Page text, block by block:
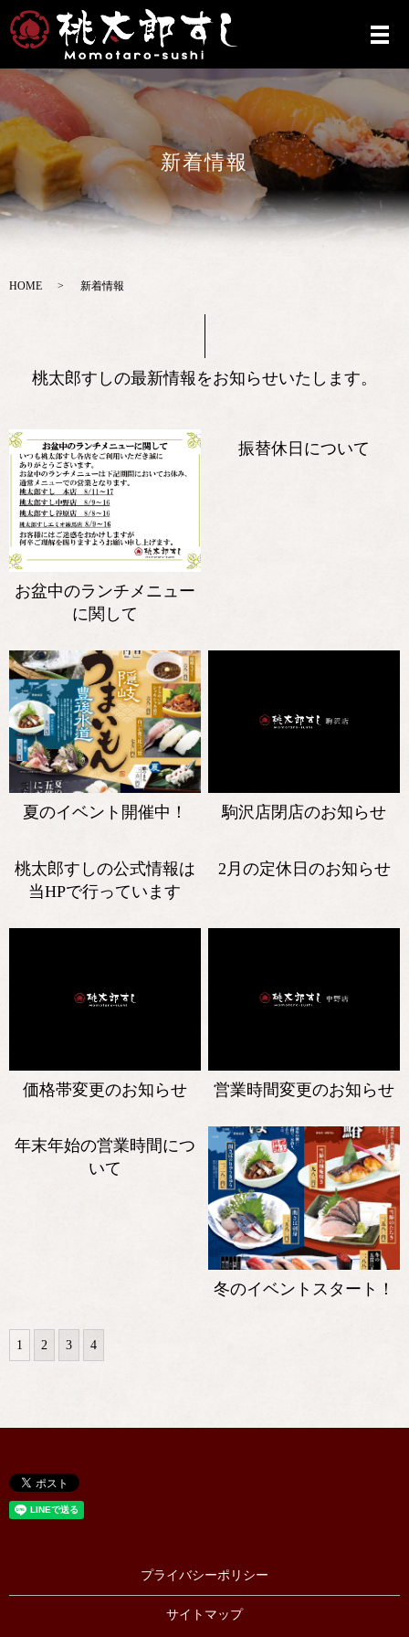
新着情報
HOME 新着情報
桃太郎すしの最新情報をお知らせいたします。
お盆中のランチメニュー
に関して
振替休日について
夏のイベント開催中！ 駒沢店閉店のお知らせ
桃太郎すしの公式情報は
当HPで行っています
2月の定休日のお知らせ
価格帯変更のお知らせ 営業時間変更のお知らせ
年末年始の営業時間につ
いて
冬のイベントスタート！
1 2 3 4
プライバシーポリシー
サイトマップ